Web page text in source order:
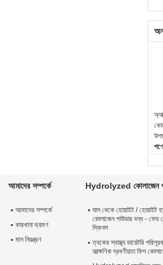
গুঁড়া
আমাদের সম্পর্কে
আমাদের সম্পর্কে
কারখানা ভ্রমণ
মান নিয়ন্ত্রণ
Hydrolyzed কোলাজেন
ঘাস থেকে হোয়াইট / হোয়াইট
কোলাজেন পাউডার বন্ধ - ফেড
স্কিনস
ত্বকের স্বাস্থ্য ডায়েটরি
তাত্ক্ষণিক দ্রবণীয়তা ফিশ